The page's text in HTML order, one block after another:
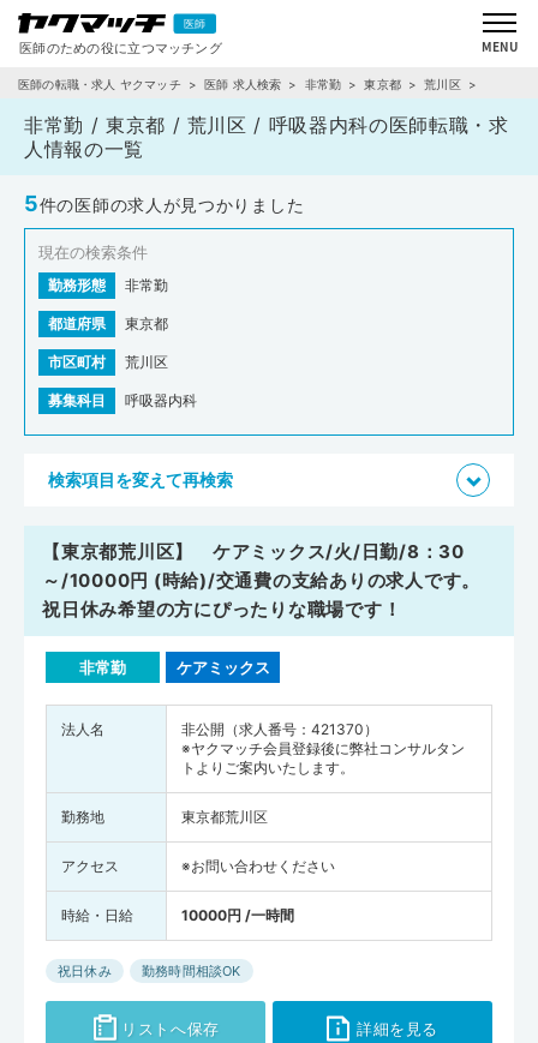
医師の転職・求人 ヤクマッチ 医師 求人検索 非常勤 東京都 荒川区
呼吸器内科
非常勤 / 東京都 / 荒川区 / 呼吸器内科の医師転職・求
人情報の一覧
5件の医師の求人が見つかりました
現在の検索条件
勤務形態 非常勤
都道府県 東京都
市区町村 荒川区
募集科目 呼吸器内科
検索項目を変えて再検索
【東京都荒川区】 ケアミックス/火/日勤/8：30
～/10000円 (時給)/交通費の支給ありの求人です。
祝日休み希望の方にぴったりな職場です！
非常勤 ケアミックス
法人名
非公開（求人番号：421370）
※ヤクマッチ会員登録後に弊社コンサルタン
トよりご案内いたします。
勤務地 東京都荒川区
アクセス ※お問い合わせください
時給・日給 10000円 /一時間
祝日休み 勤務時間相談OK
リストへ保存 詳細を見る